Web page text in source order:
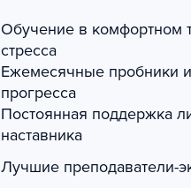
Обучение в комфортном
стресса
Ежемесячные пробники
прогресса
Постоянная поддержка
наставника
Лучшие преподаватели-